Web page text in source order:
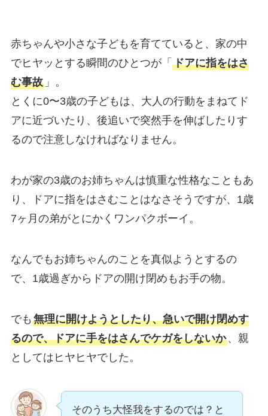
赤ちゃんや小さな子どもを育てていると、家の中
でヒヤッとする瞬間のひとつが「 ドアに指をはさ
む事故」。
とくに0〜3歳の子どもは、大人の行動をまねてド
アに近づいたり、後追いで突然手を伸ばしたりす
るので注意しなければなりません。
わが家の3歳のお姉ちゃんは慎重な性格なこともあ
り、ドアに指をはさむことはなさそうですが、1歳
7ヶ月の弟がとにかくワンパクボーイ。
なんでもお姉ちゃんのことを真似ようとするの
で、1歳過ぎからドアの開け閉めもお手の物。
でも 無理に開けようとしたり、急いで開け閉めす
るので、ドアに手をはさんでケガをしないか、親
としてはヒヤヒヤでした。
そのうち大怪我をするのでは？と